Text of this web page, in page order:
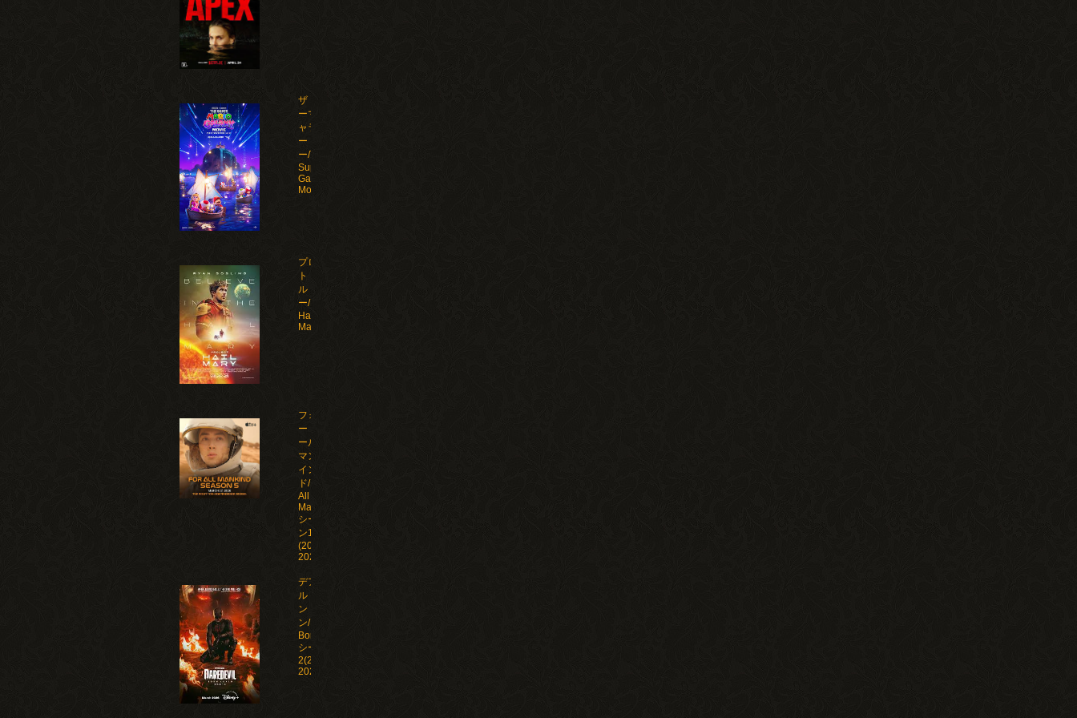
ザ・スーパ
ーマリオギ
ャラクシ
ー・ムービ
ー/The
Super Mario
Galaxy
Movie(2026)
プロジェク
ト・ヘイ
ル・メアリ
ー/Project
Hail
Mary(2026)
フォ
ー・オ
ール・
マンカ
イン
ド/For
All
Mankind
シーズ
ン1-5
(2019-
2026)
デアデビ
ル：ボー
ン・アゲイ
ン/Daredevil:
Born Again
シーズン1-
2(2025-
2026)